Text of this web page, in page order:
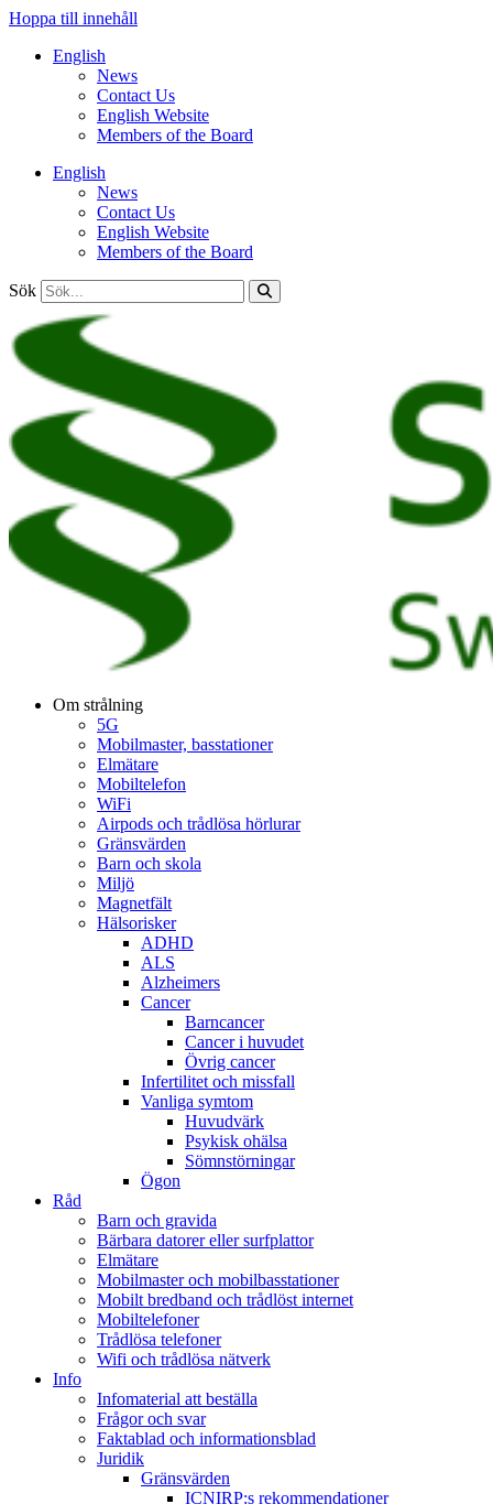
Hoppa till innehåll
English
News
Contact Us
English Website
Members of the Board
English
News
Contact Us
English Website
Members of the Board
Sök
Om strålning
5G
Mobilmaster, basstationer
Elmätare
Mobiltelefon
WiFi
Airpods och trådlösa hörlurar
Gränsvärden
Barn och skola
Miljö
Magnetfält
Hälsorisker
ADHD
ALS
Alzheimers
Cancer
Barncancer
Cancer i huvudet
Övrig cancer
Infertilitet och missfall
Vanliga symtom
Huvudvärk
Psykisk ohälsa
Sömnstörningar
Ögon
Råd
Barn och gravida
Bärbara datorer eller surfplattor
Elmätare
Mobilmaster och mobilbasstationer
Mobilt bredband och trådlöst internet
Mobiltelefoner
Trådlösa telefoner
Wifi och trådlösa nätverk
Info
Infomaterial att beställa
Frågor och svar
Faktablad och informationsblad
Juridik
Gränsvärden
ICNIRP:s rekommendationer